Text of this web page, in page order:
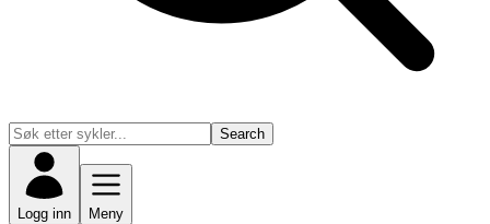
Search
Logg inn Meny